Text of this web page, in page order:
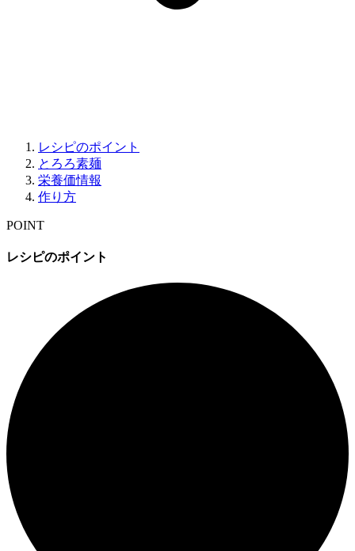
レシピのポイント
とろろ素麺
栄養価情報
作り方
POINT
レシピのポイント